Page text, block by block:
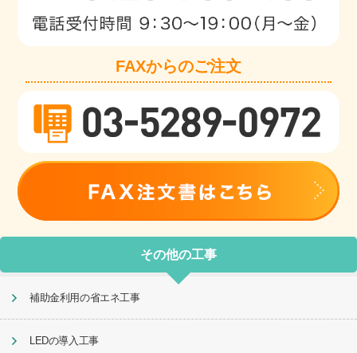
FAXからのご注文
その他の工事
補助金利用の省エネ工事
LEDの導入工事